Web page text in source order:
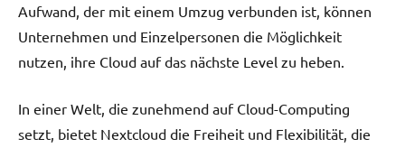
Aufwand, der mit einem Umzug verbunden ist, können
Unternehmen und Einzelpersonen die Möglichkeit
nutzen, ihre Cloud auf das nächste Level zu heben.
In einer Welt, die zunehmend auf Cloud-Computing
setzt, bietet Nextcloud die Freiheit und Flexibilität, die